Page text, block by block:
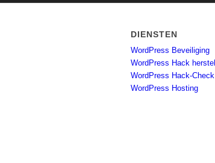
DIENSTEN
WordPress Beveiliging
WordPress Hack herstel
WordPress Hack-Check
WordPress Hosting